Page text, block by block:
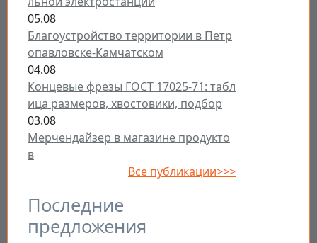
05.08
Благоустройство территории в Петр
опавловске-Камчатском
04.08
Концевые фрезы ГОСТ 17025-71: табл
ица размеров, хвостовики, подбор
03.08
Мерчендайзер в магазине продукто
в
Все публикации>>>
Последние
предложения